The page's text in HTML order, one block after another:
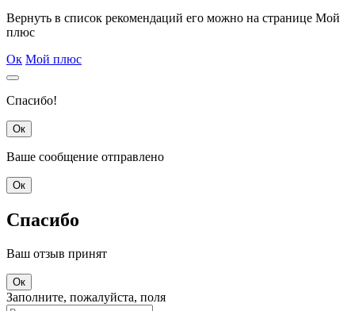
Вернуть в список рекомендаций его можно на странице Мой
плюс
Ок Мой плюс
Спасибо!
Ок
Ваше сообщение отправлено
Ок
Спасибо
Ваш отзыв принят
Ок
Заполните, пожалуйста, поля